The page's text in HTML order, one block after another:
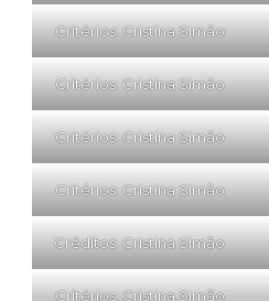
Critérios: Cristina Simão
Critérios: Cristina Simão
Critérios: Cristina Simão
Critérios: Cristina Simão
Créditos: Cristina Simão
Critérios: Cristina Simão